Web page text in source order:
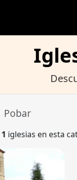
Pobar
1 iglesias en esta